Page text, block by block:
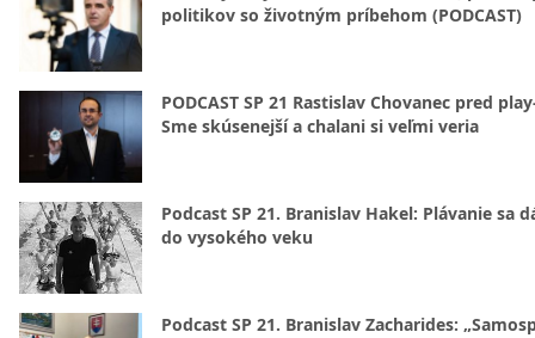
politikov so životným príbehom (PODCAST)
PODCAST SP 21 Rastislav Chovanec pred
Sme skúsenejší a chalani si veľmi veria
Podcast SP 21. Branislav Hakel: Plávanie sa
do vysokého veku
Podcast SP 21. Branislav Zacharides: